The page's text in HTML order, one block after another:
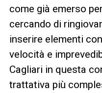
come già emerso
cercando di
inserire elementi
velocità e
Cagliari in questa
trattativa più